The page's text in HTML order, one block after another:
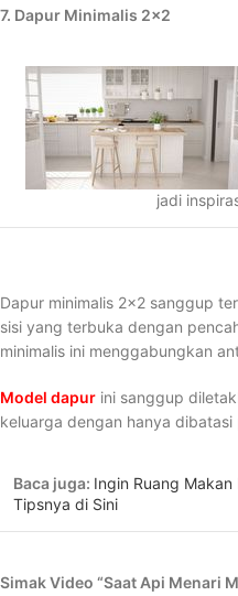
7. Dapur Minimalis 2×2
jadi
Dapur minimalis 2×2 sanggup
sisi yang terbuka dengan
minimalis ini menggabungkan
Model dapur ini sanggup
keluarga dengan hanya
Baca juga: Ingin Ruang
Tipsnya di Sini
Simak Video “Saat Api Menari